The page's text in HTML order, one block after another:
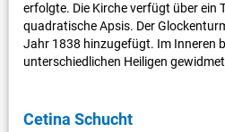
erfolgte. Die Kirche verfügt über ein
quadratische Apsis. Der
Jahr 1838 hinzugefügt. Im Inneren
unterschiedlichen Heiligen
Cetina Schucht